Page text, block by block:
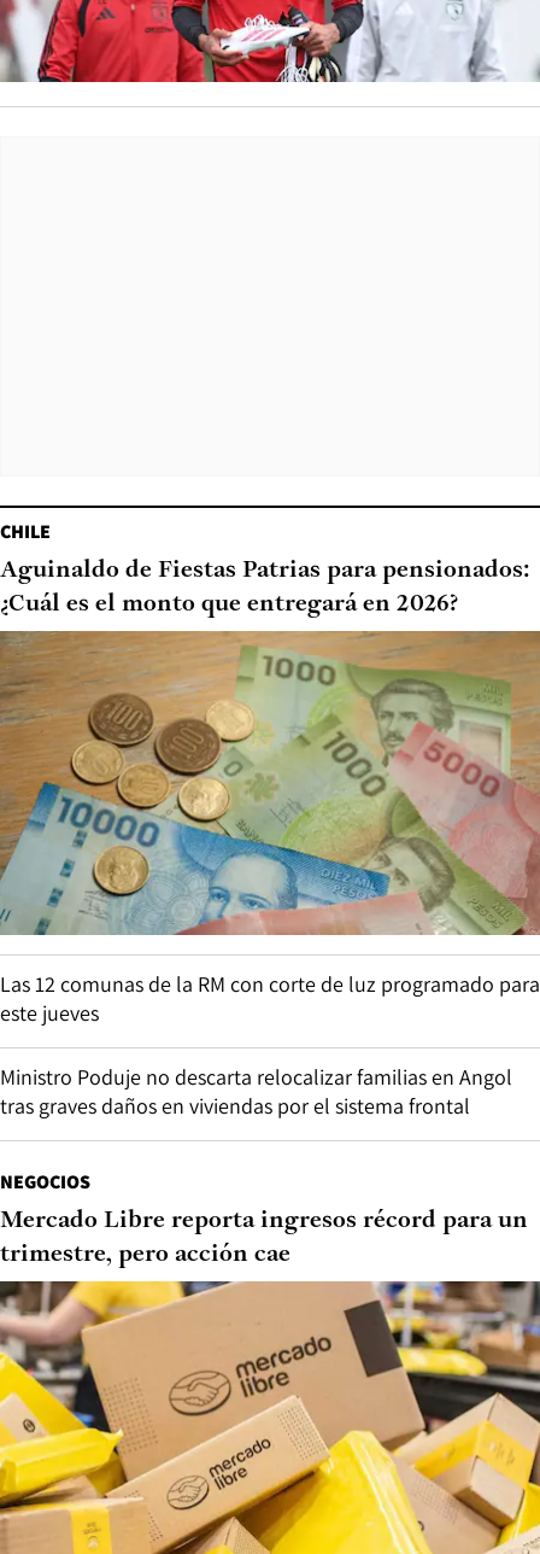
CHILE
Aguinaldo de Fiestas Patrias para pensionados:
¿Cuál es el monto que entregará en 2026?
Las 12 comunas de la RM con corte de luz programado para
este jueves
Ministro Poduje no descarta relocalizar familias en Angol
tras graves daños en viviendas por el sistema frontal
NEGOCIOS
Mercado Libre reporta ingresos récord para un
trimestre, pero acción cae